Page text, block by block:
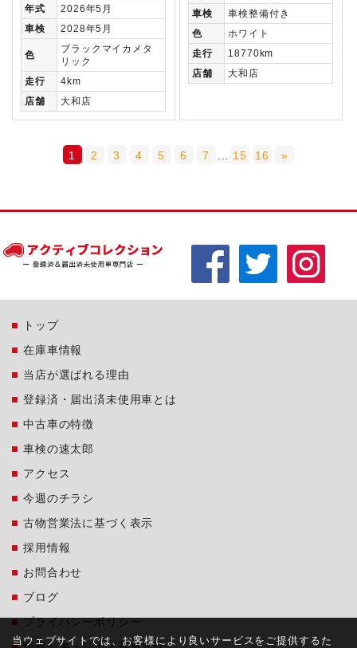
年式
2026年5月
車検
2028年5月
色
ブラックマイカメタ
リック
走行
4km
店舗
大和店
車検
車検整備付き
色
ホワイト
走行
18770km
店舗
大和店
1 2 3 4 5 6 7 15 16 »
トップ
在庫車情報
当店が選ばれる理由
登録済・届出済未使用車とは
中古車の特徴
車検の速太郎
アクセス
今週のチラシ
古物営業法に基づく表示
採用情報
お問合わせ
ブログ
プライバシーポリシー
当ウェブサイトでは、お客様により良いサービスをご提供するた